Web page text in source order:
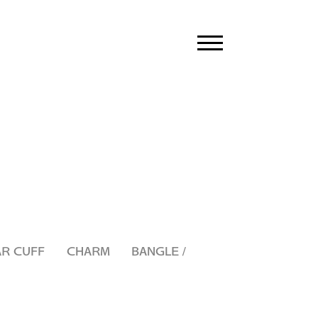
toggle
CUFF CHARM
BANGLE /